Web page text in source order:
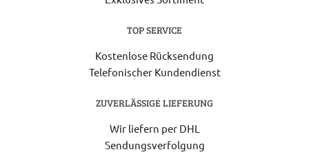
TOP SERVICE
Kostenlose Rücksendung
Telefonischer Kundendienst
ZUVERLÄSSIGE LIEFERUNG
Wir liefern per DHL
Sendungsverfolgung